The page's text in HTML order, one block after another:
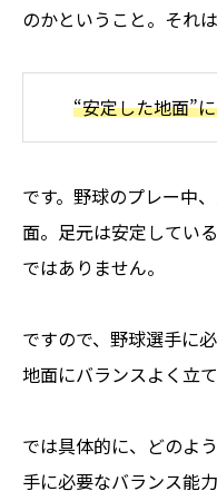
のかということ。それは
“安定した地面”
です。野球のプレー中
面。足元は安定してい
ではありません。
ですので、野球選手に
地面にバランスよく立
では具体的に、どのよ
手に必要なバランス能